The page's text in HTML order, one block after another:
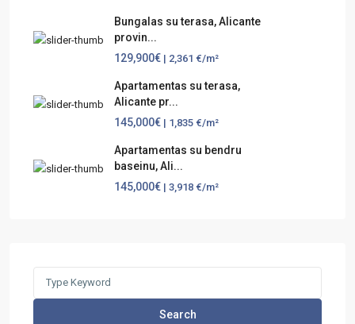
Bungalas su terasa, Alicante
provin...
129,900€ | 2,361 €/m²
Apartamentas su terasa,
Alicante pr...
145,000€ | 1,835 €/m²
Apartamentas su bendru
baseinu, Ali...
145,000€ | 3,918 €/m²
Search